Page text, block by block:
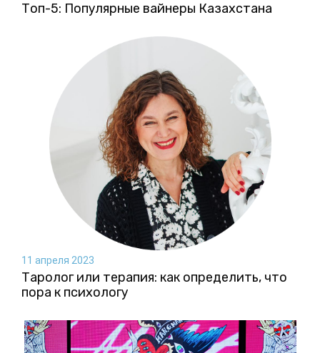
Топ-5: Популярные вайнеры Казахстана
11 апреля 2023
Таролог или терапия: как определить, что
пора к психологу